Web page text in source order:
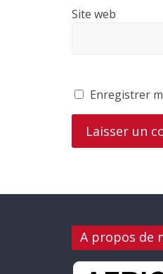
Site web
Enregistrer
A propos de